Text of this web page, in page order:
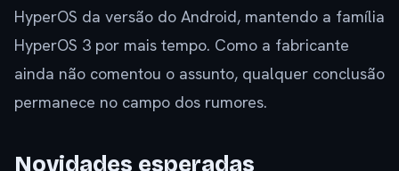
HyperOS da versão do Android, mantendo a família
HyperOS 3 por mais tempo. Como a fabricante
ainda não comentou o assunto, qualquer conclusão
permanece no campo dos rumores.
Novidades esperadas